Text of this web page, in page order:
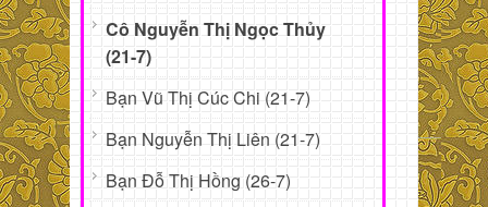
Cô Nguyễn Thị Ngọc Thủy
(21-7)
Bạn Vũ Thị Cúc Chi (21-7)
Bạn Nguyễn Thị Liên (21-7)
Bạn Đỗ Thị Hồng (26-7)